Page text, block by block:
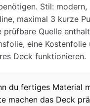
Stil:
maximal 3 kurze
Quelle
eine
Deck funktionieren.
du fertiges Material
machen das Deck